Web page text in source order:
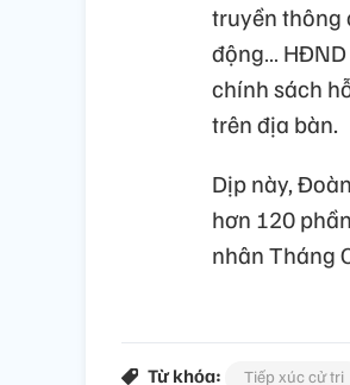
truyền thông
động…
chính sách
trên địa bàn.
Dịp này,
hơn 120
nhân Tháng
Từ khóa: Tiếp xúc cử tri